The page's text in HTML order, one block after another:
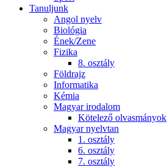
Tanuljunk
Angol nyelv
Biológia
Ének/Zene
Fizika
8. osztály
Földrajz
Informatika
Kémia
Magyar irodalom
Kötelező olvasmányok
Magyar nyelvtan
1. osztály
6. osztály
7. osztály